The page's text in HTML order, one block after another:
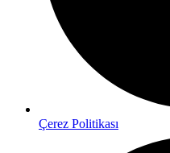
Çerez Politikası